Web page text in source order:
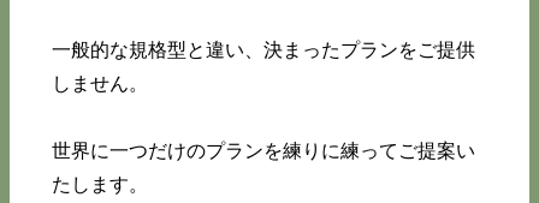
一般的な規格型と違い、決まったプランをご提供
しません。
世界に一つだけのプランを練りに練ってご提案い
たします。